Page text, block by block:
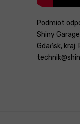
Podmiot
Shiny
Gdańsk, kraj: